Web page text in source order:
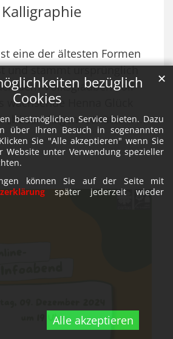
bezüglich
Cookies
bestmöglichen Service bieten. Dazu
über Ihren Besuch in sogenannten
Sie "Alle akzeptieren" wenn Sie
Website unter Verwendung spezieller
können Sie auf der Seite mit
später jederzeit wieder
Alle akzeptieren
✕
eine der ältesten Formen
und stammt ursprünglich
dem Volksglauben soll
wachsende Henna Glück
Augen“ schützen. ...